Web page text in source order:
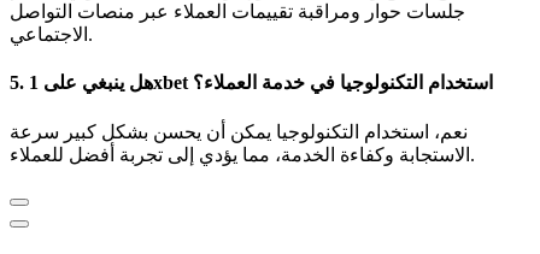
جلسات حوار ومراقبة تقييمات العملاء عبر منصات التواصل
الاجتماعي.
5. هل ينبغي على 1xbet استخدام التكنولوجيا في خدمة العملاء؟
نعم، استخدام التكنولوجيا يمكن أن يحسن بشكل كبير سرعة
الاستجابة وكفاءة الخدمة، مما يؤدي إلى تجربة أفضل للعملاء.